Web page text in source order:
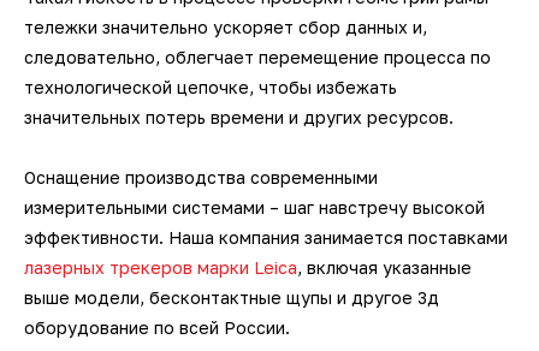
тележки значительно ускоряет сбор данных и,
следовательно, облегчает перемещение процесса по
технологической цепочке, чтобы избежать
значительных потерь времени и других ресурсов.
Оснащение производства современными
измерительными системами – шаг навстречу высокой
эффективности. Наша компания занимается поставками
лазерных трекеров марки Leica, включая указанные
выше модели, бесконтактные щупы и другое 3д
оборудование по всей России.
Тахеометры и теодолиты
Аксессуары для
Наземные 3D-сканеры Leica
Наземные 3D-сканеры АТЛАС
Наземные 3D-сканеры FARO
3D-сканеры для трекеров
3D-сканеры для измерительных
рук
автоматизации
Автоматизация
производственных процессов
ПО TezetCAD 3D Rohrsoftware
ПО Autodesk PowerINSPECT
ПО Inspire
ПО ESI Additive Manufacturing
ПО Volume Graphics